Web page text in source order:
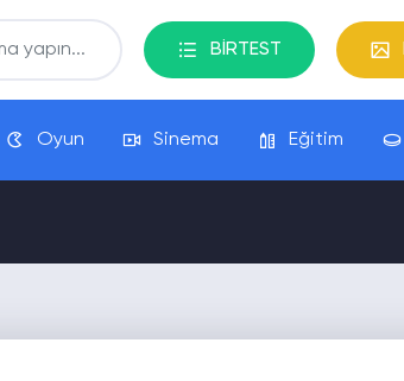
BİRTEST
Oyun Sinema Eğitim